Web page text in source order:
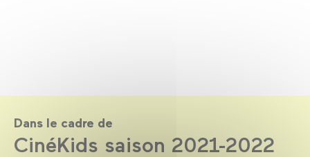
Dans le cadre de
CinéKids saison 2021-2022